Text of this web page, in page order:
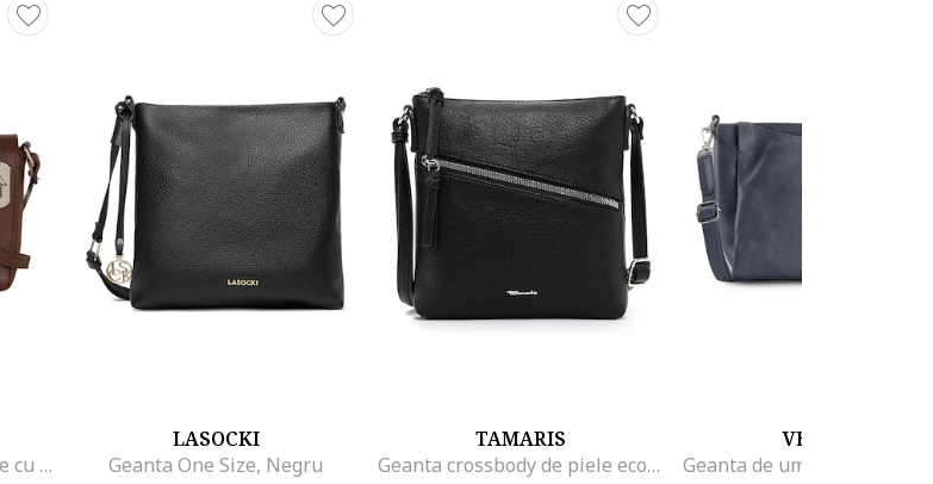
Geanta crossbody din piele cu inchidere cu clapa, Maro
LASOCKI
Geanta One Size, Negru
TAMARIS
Geanta crossbody de piele ecologica Alessia, Negru
VENEZIA